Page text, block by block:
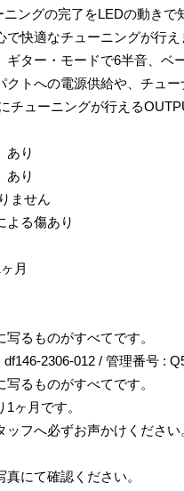
ングの完了をLEDの動き
で快適なチューニングが行
ギター・モードで6半音、ベ
クトへの電源供給や、チュ
チューニングが行える
あり
あり
ません
よる傷あり
月
写るものがすべてです。
2306-012 / 管理番号 :
写るものがすべてです。
ヶ月です。
ッフへ必ずお声かけくださ
真にて確認ください。